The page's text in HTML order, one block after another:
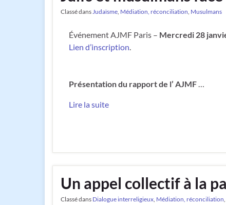
Classé dans Judaïsme Médiation, réconciliation Musulmans
Événement AJMF Paris – Mercredi 28
Lien d’inscription
Présentation du rapport de l’ AJMF
Lire la suite
Un appel collectif à la
Classé dans Dialogue interreligieux, Médiation, réconciliation,